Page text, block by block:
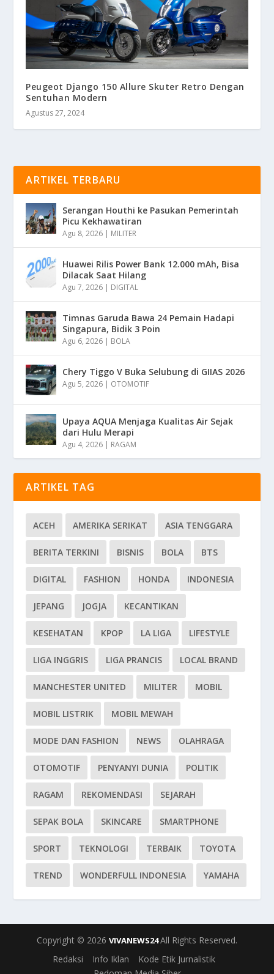
Peugeot Django 150 Allure Skuter Retro Dengan
Sentuhan Modern
Agustus 27, 2024
ARTIKEL TERBARU
Serangan Houthi ke Pasukan Pemerintah
Picu Kekhawatiran
Agu 8, 2026 | MILITER
Huawei Rilis Power Bank 12.000 mAh, Bisa
Dilacak Saat Hilang
Agu 7, 2026 | DIGITAL
Timnas Garuda Bawa 24 Pemain Hadapi
Singapura, Bidik 3 Poin
Agu 6, 2026 | BOLA
Chery Tiggo V Buka Selubung di GIIAS 2026
Agu 5, 2026 | OTOMOTIF
Upaya AQUA Menjaga Kualitas Air Sejak
dari Hulu Merapi
Agu 4, 2026 | RAGAM
ARTIKEL TAG
ACEH AMERIKA SERIKAT ASIA TENGGARA
BERITA TERKINI BISNIS BOLA BTS
DIGITAL FASHION HONDA INDONESIA
JEPANG JOGJA KECANTIKAN
KESEHATAN KPOP LA LIGA LIFESTYLE
LIGA INGGRIS LIGA PRANCIS LOCAL BRAND
MANCHESTER UNITED MILITER MOBIL
MOBIL LISTRIK MOBIL MEWAH
MODE DAN FASHION NEWS OLAHRAGA
OTOMOTIF PENYANYI DUNIA POLITIK
RAGAM REKOMENDASI SEJARAH
SEPAK BOLA SKINCARE SMARTPHONE
SPORT TEKNOLOGI TERBAIK TOYOTA
TREND WONDERFULL INDONESIA YAMAHA
Copyright © 2026 VIVANEWS24All Rights Reserved.
Redaksi
Info Iklan
Kode Etik Jurnalistik